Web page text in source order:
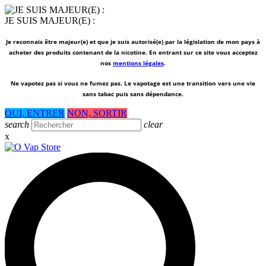
JE SUIS MAJEUR(E) :
Je reconnais être majeur(e) et que je suis autorisé(e) par la législation de mon pays à
acheter des produits contenant de la nicotine. En entrant sur ce site vous acceptez
nos mentions légales.
Ne vapotez pas si vous ne fumez pas. Le vapotage est une transition vers une vie
sans tabac puis sans dépendance.
OUI, ENTRER NON, SORTIR
search
clear
x